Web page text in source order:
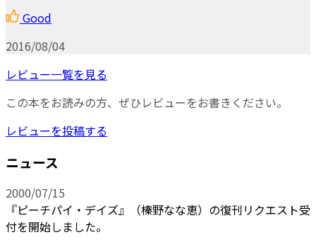
Good
2016/08/04
レビュー一覧を見る
この本をお読みの方、ぜひレビューをお書きください。
レビューを投稿する
ニュース
2000/07/15
『ピーチパイ・デイズ』（榛野なな恵）の復刊リクエスト受
付を開始しました。